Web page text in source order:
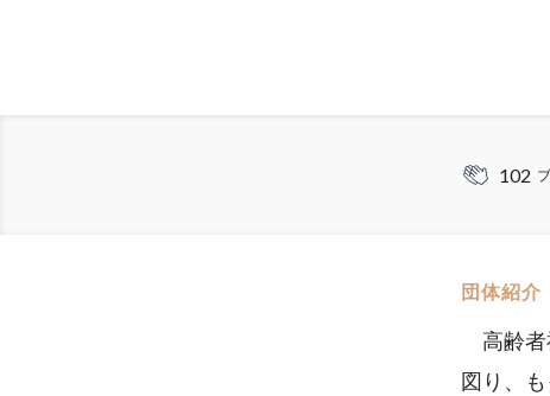
102
団体紹介
高齢者
図り、